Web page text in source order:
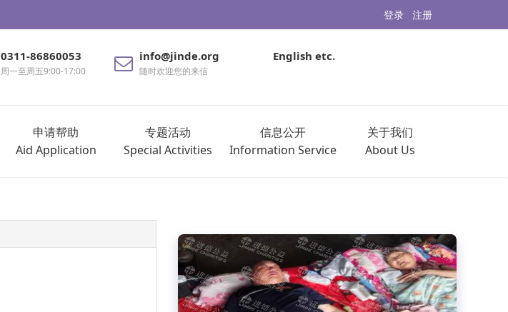
登录 注册
0311-86860053
周一至周五9:00-17:00
info@jinde.org
随时欢迎您的来信
English etc.
申请帮助
Aid Application
专题活动
Special Activities
信息公开
Information Service
关于我们
About Us